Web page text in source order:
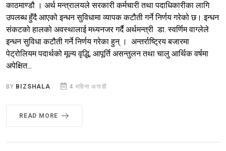
काठमाण्डौ । अर्थ मन्त्रालयले सरकारी कर्मचारी तथा पदाधिकारीका लागि
उपलब्ध हुँदै आएको इन्धन सुविधामा व्यापक कटौती गर्ने निर्णय गरेको छ। इन्धन
संकटको हालको अवस्थालाई मध्यनजर गर्दै अर्थमन्त्री डा. स्वर्णिम वाग्लेले
इन्धन सुविधा कटौती गर्ने निर्णय गरेका हुन् । अन्तर्राष्ट्रिय बजारमा
पेट्रोलियम पदार्थको मूल्य वृद्धि, आपूर्ति असन्तुलन तथा चालु आर्थिक वर्षमा
अपेक्षित...
BY BIZSHALA 4 महिना अगाडी
READ MORE